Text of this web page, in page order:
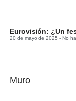
Eurovisión: ¿Un
20 de mayo de 2025 No
Muro